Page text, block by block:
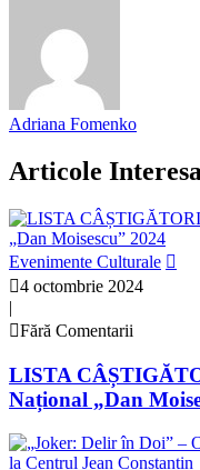
Adriana Fomenko
Articole
Evenimente Culturale
4 octombrie 2024
|
Fără Comentarii
LISTA
Național „Dan